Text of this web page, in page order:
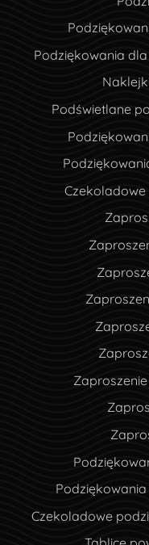
Podziękowania
Podświetlane
Czekoladowe